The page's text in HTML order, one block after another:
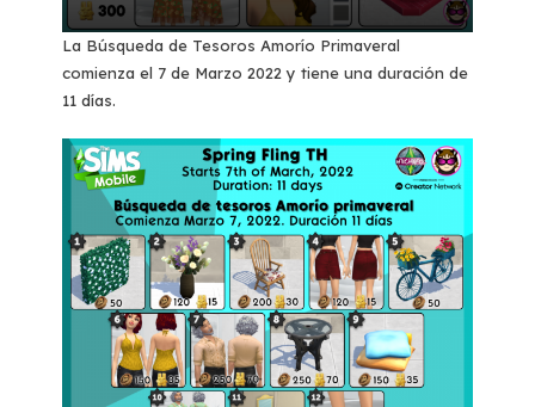
La Búsqueda de Tesoros Amorío Primaveral
comienza el 7 de Marzo 2022 y tiene una duración de
11 días.